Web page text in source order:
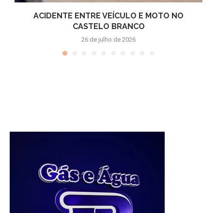
ACIDENTE ENTRE VEÍCULO E MOTO NO
CASTELO BRANCO
26 de julho de 2026